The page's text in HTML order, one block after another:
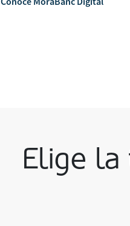
Elige la